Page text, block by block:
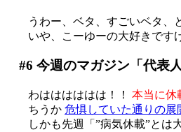
うわー、ベタ、すごいベタ、
いや、こーゆーの大好きです
#6 今週のマガジン「代表人
わはははははは！！ 本当に休
ちうか 危惧していた通りの展
しかも先週「”病気休載”と